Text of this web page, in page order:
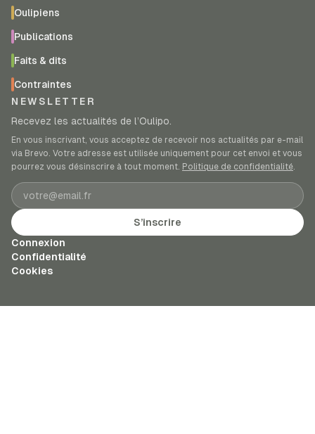
Oulipiens
Publications
Faits & dits
Contraintes
NEWSLETTER
Recevez les actualités de l’Oulipo.
En vous inscrivant, vous acceptez de recevoir nos actualités par e-mail
via Brevo. Votre adresse est utilisée uniquement pour cet envoi et vous
pourrez vous désinscrire à tout moment. Politique de confidentialité.
Adresse e-mail
S’inscrire
Connexion
Confidentialité
Cookies